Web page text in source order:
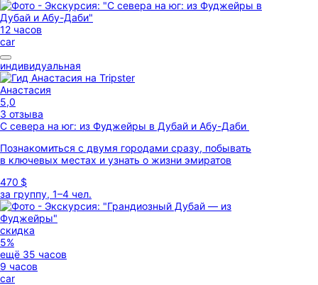
12 часов
car
индивидуальная
Анастасия
5,0
3 отзыва
С севера на юг: из Фуджейры в Дубай и Абу-Даби
Познакомиться с двумя городами сразу, побывать
в ключевых местах и узнать о жизни эмиратов
470 $
за группу, 1–4 чел.
скидка
5%
ещё 35 часов
9 часов
car